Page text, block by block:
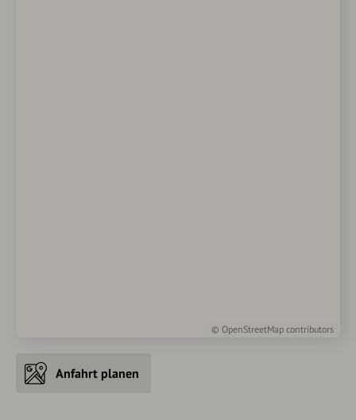
© OpenStreetMap contributors
Anfahrt planen